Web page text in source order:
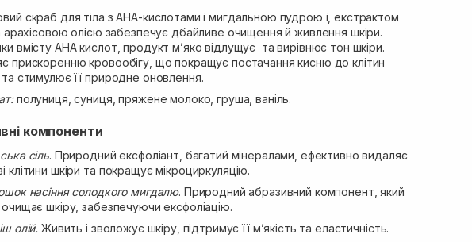
скраб для тіла з AHA-кислотами і мигдальною пудрою і, екстрактом
арахісовою олією забезпечує дбайливе очищення й живлення шкіри.
вмісту AHA кислот, продукт м’яко відлущує та вирівнює тон шкіри.
прискоренню кровообігу, що покращує постачання кисню до клітин
та стимулює її природне оновлення.
полуниця, суниця, пряжене молоко, груша, ваніль.
компоненти
сіль. Природний ексфоліант, багатий мінералами, ефективно видаляє
клітини шкіри та покращує мікроциркуляцію.
насіння солодкого мигдалю. Природний абразивний компонент, який
очищає шкіру, забезпечуючи ексфоліацію.
олій. Живить і зволожує шкіру, підтримує її м’якість та еластичність.